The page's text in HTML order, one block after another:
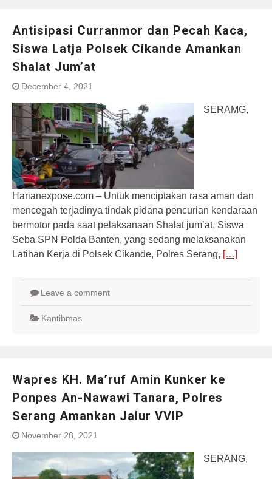
Antisipasi Curranmor dan Pecah Kaca,
Siswa Latja Polsek Cikande Amankan
Shalat Jum’at
December 4, 2021
SERAMG,
Harianexpose.com – Untuk menciptakan rasa aman dan
mencegah terjadinya tindak pidana pencurian kendaraan
bermotor pada saat pelaksanaan Shalat jum’at, Siswa
Seba SPN Polda Banten, yang sedang melaksanakan
Latihan Kerja di Polsek Cikande, Polres Serang, […]
Leave a comment
Kantibmas
Wapres KH. Ma’ruf Amin Kunker ke
Ponpes An-Nawawi Tanara, Polres
Serang Amankan Jalur VVIP
November 28, 2021
SERANG,